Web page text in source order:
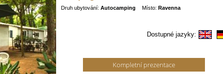
Druh ubytování: Autocamping Místo: Ravenna
Dostupné jazyky:
Kompletní prezentace